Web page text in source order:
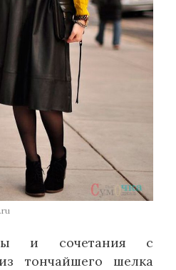
и сочетания с
тончайшего шелка